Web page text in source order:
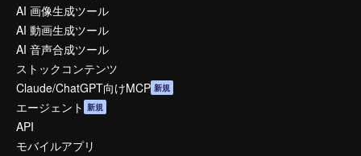
AI 画像生成ツール
AI 動画生成ツール
AI 音声合成ツール
ストックコンテンツ
Claude/ChatGPT向けMCP 新規
エージェント 新規
API
モバイルアプリ